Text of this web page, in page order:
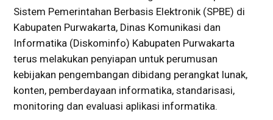
Sistem Pemerintahan Berbasis Elektronik (SPBE) di
Kabupaten Purwakarta, Dinas Komunikasi dan
Informatika (Diskominfo) Kabupaten Purwakarta
terus melakukan penyiapan untuk perumusan
kebijakan pengembangan dibidang perangkat lunak,
konten, pemberdayaan informatika, standarisasi,
monitoring dan evaluasi aplikasi informatika.